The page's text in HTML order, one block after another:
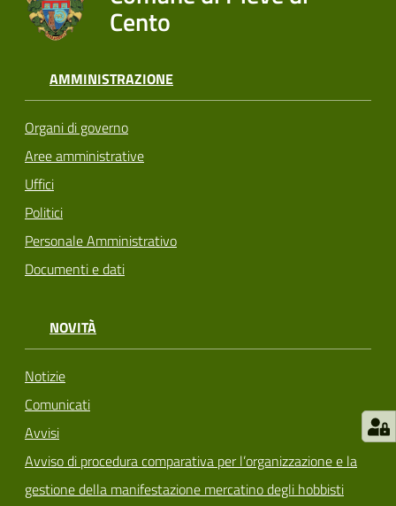
Cento
AMMINISTRAZIONE
Organi di governo
Aree amministrative
Uffici
Politici
Personale Amministrativo
Documenti e dati
NOVITÀ
Notizie
Comunicati
Avvisi
Avviso di procedura comparativa per l’organizzazione e la
gestione della manifestazione mercatino degli hobbisti